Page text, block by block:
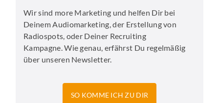
Wir sind more Marketing und helfen Dir bei
Deinem Audiomarketing, der Erstellung von
Radiospots, oder Deiner Recruiting
Kampagne. Wie genau, erfährst Du regelmäßig
über unseren Newsletter.
SO KOMME ICH ZU DIR